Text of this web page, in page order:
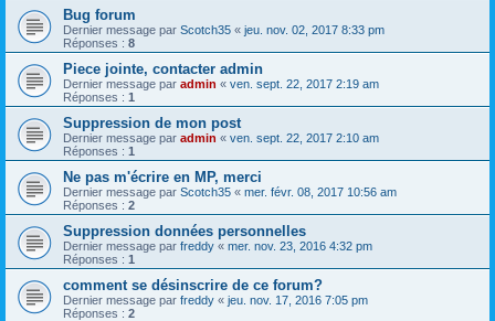
Bug forum
Dernier message par Scotch35 « jeu. nov. 02, 2017 8:33 pm
Réponses : 8
Piece jointe, contacter admin
Dernier message par admin « ven. sept. 22, 2017 2:19 am
Réponses : 1
Suppression de mon post
Dernier message par admin « ven. sept. 22, 2017 2:10 am
Réponses : 1
Ne pas m'écrire en MP, merci
Dernier message par Scotch35 « mer. févr. 08, 2017 10:56 am
Réponses : 2
Suppression données personnelles
Dernier message par freddy « mer. nov. 23, 2016 4:32 pm
Réponses : 1
comment se désinscrire de ce forum?
Dernier message par freddy « jeu. nov. 17, 2016 7:05 pm
Réponses : 2